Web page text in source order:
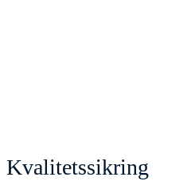
Kvalitetssikring